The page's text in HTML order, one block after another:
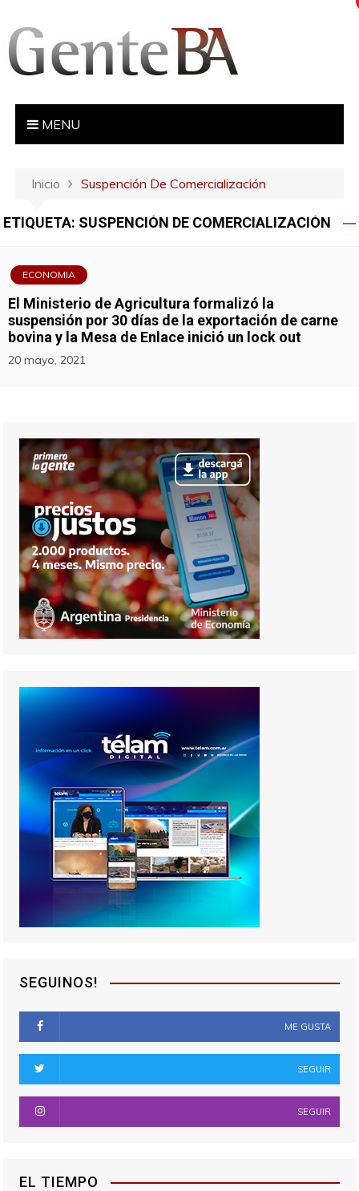
MENU
Inicio Suspención De Comercialización
ETIQUETA: SUSPENCIÓN DE COMERCIALIZACIÓN
ECONOMIA
El Ministerio de Agricultura formalizó la
suspensión por 30 días de la exportación de carne
bovina y la Mesa de Enlace inició un lock out
20 mayo, 2021
SEGUINOS!
ME GUSTA
SEGUIR
SEGUIR
EL TIEMPO